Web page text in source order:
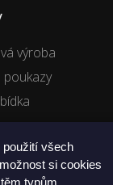
výroba
poukazy
použití všech
si cookies
typům